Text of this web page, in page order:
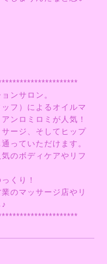
ンサロン。
フ）によるオイルマ
ンロミロミが人気！
ージ、そしてヒップ
っていただけます。
のボディケアやリフ
くり！
のマッサージ店やリ